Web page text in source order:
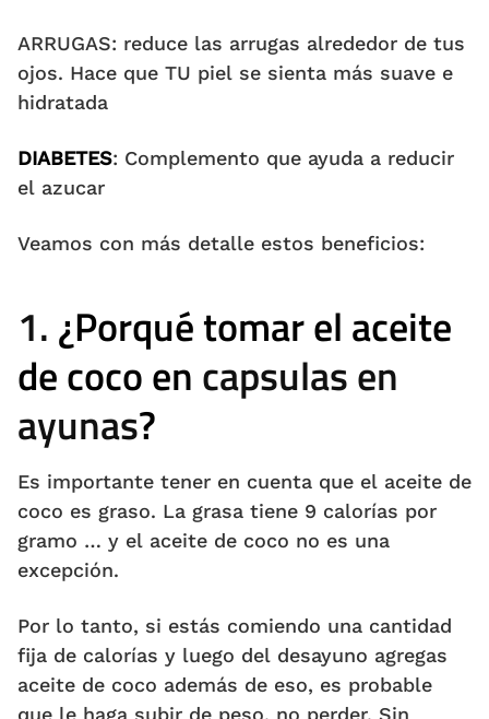
ARRUGAS: reduce las arrugas alrededor de tus
ojos. Hace que TU piel se sienta más suave e
hidratada
DIABETES: Complemento que ayuda a reducir
el azucar
Veamos con más detalle estos beneficios:
1. ¿Porqué tomar el aceite
de coco en capsulas en
ayunas?
Es importante tener en cuenta que el aceite de
coco es graso. La grasa tiene 9 calorías por
gramo … y el aceite de coco no es una
excepción.
Por lo tanto, si estás comiendo una cantidad
fija de calorías y luego del desayuno agregas
aceite de coco además de eso, es probable
que le haga subir de peso, no perder. Sin